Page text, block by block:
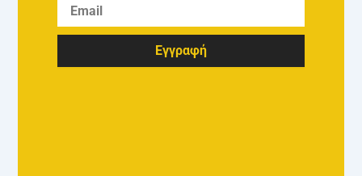
Εγγραφή